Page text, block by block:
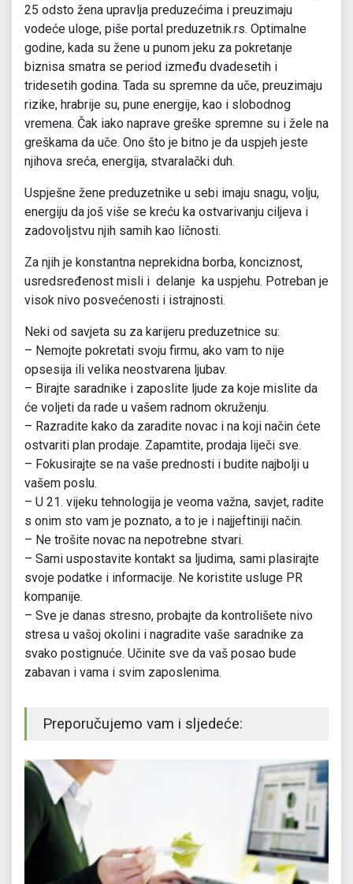
25 odsto žena upravlja preduzećima i preuzimaju
vodeće uloge, piše portal preduzetnik.rs. Optimalne
godine, kada su žene u punom jeku za pokretanje
biznisa smatra se period između dvadesetih i
tridesetih godina. Tada su spremne da uče, preuzimaju
rizike, hrabrije su, pune energije, kao i slobodnog
vremena. Čak iako naprave greške spremne su i žele na
greškama da uče. Ono što je bitno je da uspjeh jeste
njihova sreća, energija, stvaralački duh.
Uspješne žene preduzetnike u sebi imaju snagu, volju,
energiju da još više se kreću ka ostvarivanju ciljeva i
zadovoljstvu njih samih kao ličnosti.
Za njih je konstantna neprekidna borba, konciznost,
usredsređenost misli i delanje ka uspjehu. Potreban je
visok nivo posvećenosti i istrajnosti.
Neki od savjeta su za karijeru preduzetnice su:
– Nemojte pokretati svoju firmu, ako vam to nije
opsesija ili velika neostvarena ljubav.
– Birajte saradnike i zaposlite ljude za koje mislite da
će voljeti da rade u vašem radnom okruženju.
– Razradite kako da zaradite novac i na koji način ćete
ostvariti plan prodaje. Zapamtite, prodaja liječi sve.
– Fokusirajte se na vaše prednosti i budite najbolji u
vašem poslu.
– U 21. vijeku tehnologija je veoma važna, savjet, radite
s onim sto vam je poznato, a to je i najjeftiniji način.
– Ne trošite novac na nepotrebne stvari.
– Sami uspostavite kontakt sa ljudima, sami plasirajte
svoje podatke i informacije. Ne koristite usluge PR
kompanije.
– Sve je danas stresno, probajte da kontrolišete nivo
stresa u vašoj okolini i nagradite vaše saradnike za
svako postignuće. Učinite sve da vaš posao bude
zabavan i vama i svim zaposlenima.
Preporučujemo vam i sljedeće: